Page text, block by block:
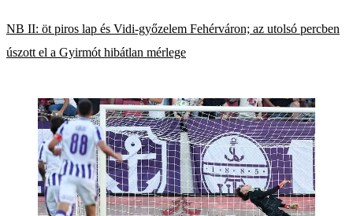
NB II: öt piros lap és Vidi-győzelem Fehérváron; az utolsó percben
úszott el a Gyirmót hibátlan mérlege